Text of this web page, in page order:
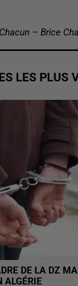
– Brice
LES PLUS
DE LA DZ
ALGÉRIE